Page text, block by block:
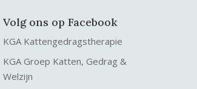
Volg ons op Facebook
KGA Kattengedragstherapie
KGA Groep Katten, Gedrag &
Welzijn